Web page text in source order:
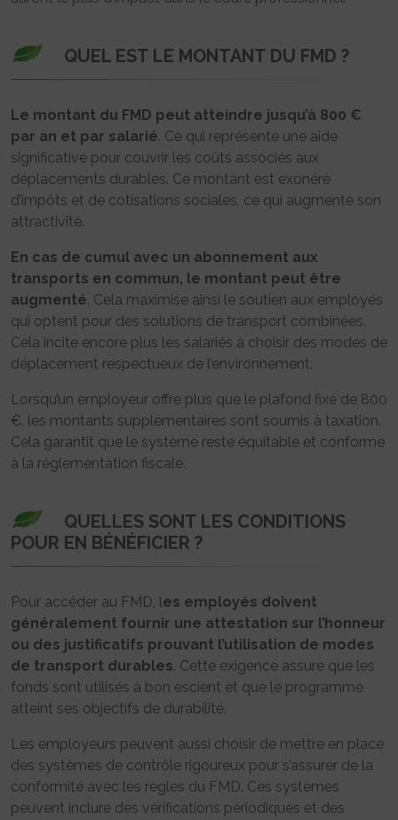
QUEL EST LE MONTANT DU FMD ?
Le montant du FMD peut atteindre jusqu’à 800 €
par an et par salarié. Ce qui représente une aide
significative pour couvrir les coûts associés aux
déplacements durables. Ce montant est exonéré
d’impôts et de cotisations sociales, ce qui augmente son
attractivité.
En cas de cumul avec un abonnement aux
transports en commun, le montant peut être
augmenté. Cela maximise ainsi le soutien aux employés
qui optent pour des solutions de transport combinées.
Cela incite encore plus les salariés à choisir des modes de
déplacement respectueux de l’environnement.
Lorsqu’un employeur offre plus que le plafond fixé de 800
€, les montants supplémentaires sont soumis à taxation.
Cela garantit que le système reste équitable et conforme
à la réglementation fiscale.
QUELLES SONT LES CONDITIONS
POUR EN BÉNÉFICIER ?
Pour accéder au FMD, les employés doivent
généralement fournir une attestation sur l’honneur
ou des justificatifs prouvant l’utilisation de modes
de transport durables. Cette exigence assure que les
fonds sont utilisés à bon escient et que le programme
atteint ses objectifs de durabilité.
Les employeurs peuvent aussi choisir de mettre en place
des systèmes de contrôle rigoureux pour s’assurer de la
conformité avec les règles du FMD. Ces systèmes
peuvent inclure des vérifications périodiques et des